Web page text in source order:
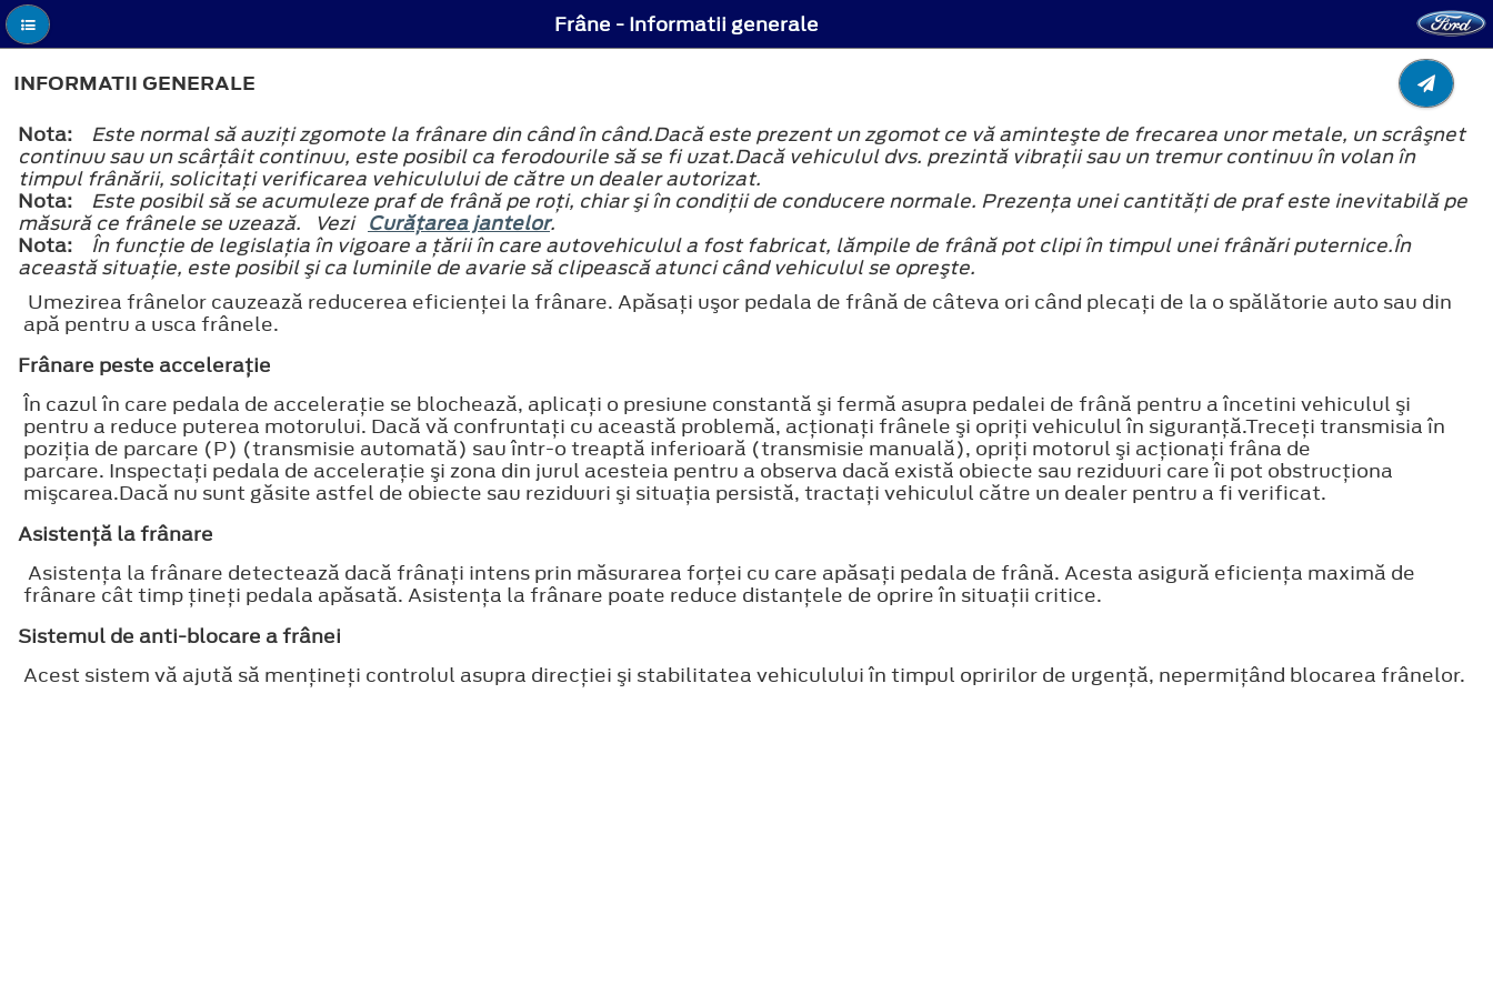
Frâne - Informatii generale
INFORMATII GENERALE
Nota:
Este normal să auziţi zgomote la frânare din când în când.Dacă este prezent un zgomot ce vă aminteşte de frecarea unor metale, un scrâşnet
continuu sau un scârţâit continuu, este posibil ca ferodourile să se fi uzat.Dacă vehiculul dvs. prezintă vibraţii sau un tremur continuu în volan în
timpul frânării, solicitaţi verificarea vehiculului de către un dealer autorizat.
Nota:
Este posibil să se acumuleze praf de frână pe roţi, chiar şi în condiţii de conducere normale. Prezenţa unei cantităţi de praf este inevitabilă pe
măsură ce frânele se uzează. Vezi Curăţarea jantelor.
Nota:
În funcţie de legislaţia în vigoare a ţării în care autovehiculul a fost fabricat, lămpile de frână pot clipi în timpul unei frânări puternice.În
această situaţie, este posibil şi ca luminile de avarie să clipească atunci când vehiculul se opreşte.
Umezirea frânelor cauzează reducerea eficienţei la frânare. Apăsaţi uşor pedala de frână de câteva ori când plecaţi de la o spălătorie auto sau din
apă pentru a usca frânele.
Frânare peste acceleraţie
În cazul în care pedala de acceleraţie se blochează, aplicaţi o presiune constantă şi fermă asupra pedalei de frână pentru a încetini vehiculul şi
pentru a reduce puterea motorului. Dacă vă confruntaţi cu această problemă, acţionaţi frânele şi opriţi vehiculul în siguranţă.Treceţi transmisia în
poziţia de parcare (P) (transmisie automată) sau într-o treaptă inferioară (transmisie manuală), opriţi motorul şi acţionaţi frâna de
parcare. Inspectaţi pedala de acceleraţie şi zona din jurul acesteia pentru a observa dacă există obiecte sau reziduuri care îi pot obstrucţiona
mişcarea.Dacă nu sunt găsite astfel de obiecte sau reziduuri şi situaţia persistă, tractaţi vehiculul către un dealer pentru a fi verificat.
Asistenţă la frânare
Asistenţa la frânare detectează dacă frânaţi intens prin măsurarea forţei cu care apăsaţi pedala de frână. Acesta asigură eficienţa maximă de
frânare cât timp ţineţi pedala apăsată. Asistenţa la frânare poate reduce distanţele de oprire în situaţii critice.
Sistemul de anti-blocare a frânei
Acest sistem vă ajută să menţineţi controlul asupra direcţiei şi stabilitatea vehiculului în timpul opririlor de urgenţă, nepermiţând blocarea frânelor.